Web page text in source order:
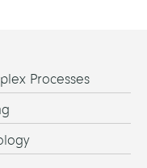
Processes